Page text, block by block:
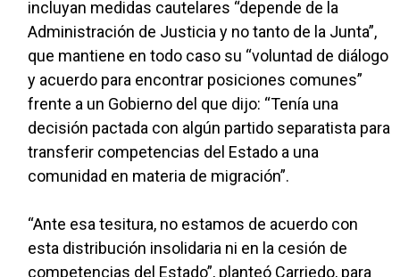
incluyan medidas cautelares “depende de la
Administración de Justicia y no tanto de la Junta”,
que mantiene en todo caso su “voluntad de diálogo
y acuerdo para encontrar posiciones comunes”
frente a un Gobierno del que dijo: “Tenía una
decisión pactada con algún partido separatista para
transferir competencias del Estado a una
comunidad en materia de migración”.
“Ante esa tesitura, no estamos de acuerdo con
esta distribución insolidaria ni en la cesión de
competencias del Estado”, planteó Carriedo, para